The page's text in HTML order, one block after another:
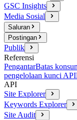
GSC Insights
Media Sosial
Saluran
Postingan
Publik
Referensi
PengantarBatas
pengelolaan kunci API
API
Site Explorer
Keywords Explorer
Site Audit